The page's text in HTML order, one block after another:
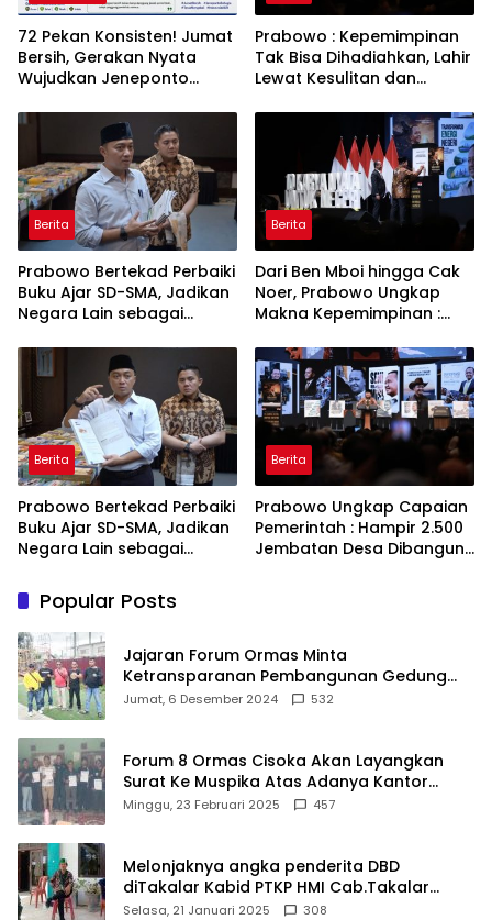
72 Pekan Konsisten! Jumat
Bersih, Gerakan Nyata
Wujudkan Jeneponto
ASRI
Prabowo : Kepemimpinan
Tak Bisa Dihadiahkan, Lahir
Lewat Kesulitan dan
Berita
Prabowo Bertekad Perbaiki
Buku Ajar SD-SMA, Jadikan
Negara Lain sebagai
Berita
Dari Ben Mboi hingga Cak
Noer, Prabowo Ungkap
Makna Kepemimpinan :
Gunakan Akal Sehat
Berita
Prabowo Bertekad Perbaiki
Buku Ajar SD-SMA, Jadikan
Negara Lain sebagai
Berita
Prabowo Ungkap Capaian
Pemerintah : Hampir 2.500
Jembatan Desa Dibangun,
Popular Posts
Jajaran Forum Ormas Minta
Ketransparanan Pembangunan Gedung
Damkar Di Kecamatan Cisoka
Jumat, 6 Desember 2024 532
Forum 8 Ormas Cisoka Akan Layangkan
Surat Ke Muspika Atas Adanya Kantor
Matel di Cisoka
Minggu, 23 Februari 2025 457
Melonjaknya angka penderita DBD
diTakalar Kabid PTKP HMI Cab.Takalar
angkat bicara
Selasa, 21 Januari 2025 308